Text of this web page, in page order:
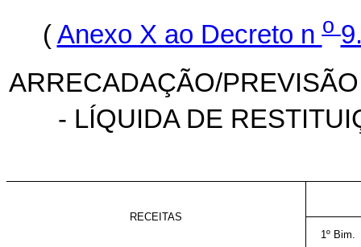
(Anexo X ao Decreto no
ARRECADAÇÃO/
- LÍQUIDA DE
RECEITAS
1º Bim.